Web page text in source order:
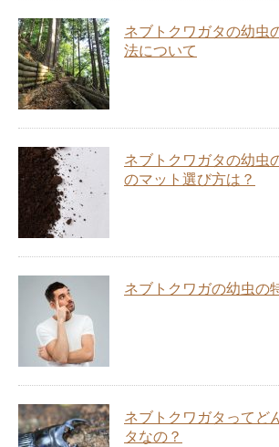
ネブトクワガタの幼虫
法について
ネブトクワガタの幼虫
のマット選び方は？
ネブトクワガの幼虫の
ネブトクワガタってど
タなの？